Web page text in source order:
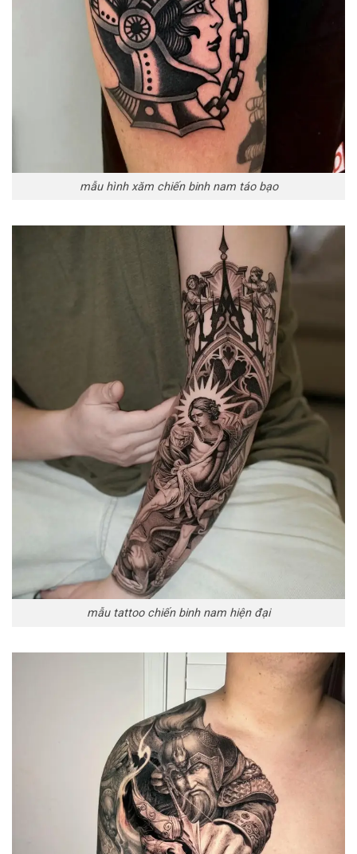
mẫu hình xăm chiến binh nam táo bạo
mẫu tattoo chiến binh nam hiện đại